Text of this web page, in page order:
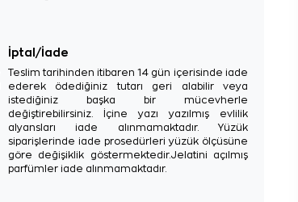
İptal/İade
Teslim tarihinden itibaren 14 gün içerisinde iade
ederek ödediğiniz tutarı geri alabilir veya
istediğiniz başka bir mücevherle
değiştirebilirsiniz. İçine yazı yazılmış evlilik
alyansları iade alınmamaktadır. Yüzük
siparişlerinde iade prosedürleri yüzük ölçüsüne
göre değişiklik göstermektedir.Jelatini açılmış
parfümler iade alınmamaktadır.